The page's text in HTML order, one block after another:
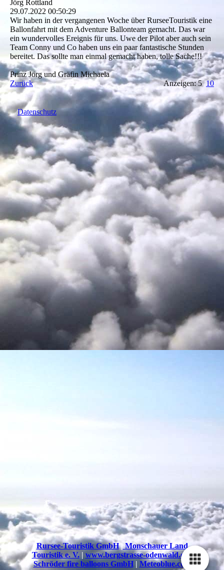
Jörg Rottland
29.07.2022 00:50:29
Wir haben in der vergangenen Woche über RurseeTouristik eine
Ballonfahrt mit dem Adventure Ballonteam gemacht. Das war
ein wundervolles Ereignis für uns. Uwe der Pilot aber auch sein
Team Conny und Co haben uns ein paar fantastische Stunden
bereitet. Das sollte man einmal gemacht haben, tolle Sache!!!
Prinz Jörg und Gräfin Michaela
Zurück
Anzeigen: 510
Datenschutz
Rursee-Touristik GmbH|Monschauer Land
Touristik e. V. | www.bergstrasse-odenwald.de
|
Schröder fire balloons GmbH| Meteoblue.com